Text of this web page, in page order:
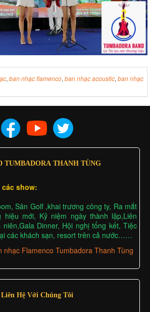
, ban nhạc flamenco, ban nhạc acoustic, ban nhạc
TUMBADORA THANH TÙNG
các show:
Sân Golf ,khai trương công ty, Ra mắt
hiệu mới, Kỷ niệm ngày thành lập,Liên
Dinner, Hội nghị tổng kết, Tiệc
các khách sạn, resort trên cả nước……
Liên Hệ Với Chúng Tôi